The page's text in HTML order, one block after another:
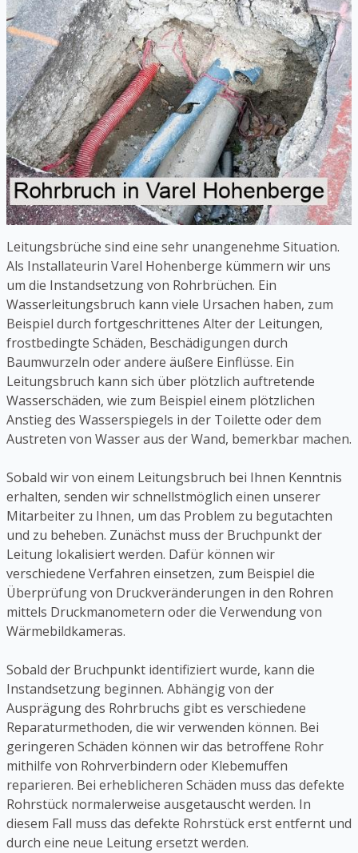
Leitungsbrüche sind eine sehr unangenehme Situation.
Als Installateurin Varel Hohenberge kümmern wir uns
um die Instandsetzung von Rohrbrüchen. Ein
Wasserleitungsbruch kann viele Ursachen haben, zum
Beispiel durch fortgeschrittenes Alter der Leitungen,
frostbedingte Schäden, Beschädigungen durch
Baumwurzeln oder andere äußere Einflüsse. Ein
Leitungsbruch kann sich über plötzlich auftretende
Wasserschäden, wie zum Beispiel einem plötzlichen
Anstieg des Wasserspiegels in der Toilette oder dem
Austreten von Wasser aus der Wand, bemerkbar machen.
Sobald wir von einem Leitungsbruch bei Ihnen Kenntnis
erhalten, senden wir schnellstmöglich einen unserer
Mitarbeiter zu Ihnen, um das Problem zu begutachten
und zu beheben. Zunächst muss der Bruchpunkt der
Leitung lokalisiert werden. Dafür können wir
verschiedene Verfahren einsetzen, zum Beispiel die
Überprüfung von Druckveränderungen in den Rohren
mittels Druckmanometern oder die Verwendung von
Wärmebildkameras.
Sobald der Bruchpunkt identifiziert wurde, kann die
Instandsetzung beginnen. Abhängig von der
Ausprägung des Rohrbruchs gibt es verschiedene
Reparaturmethoden, die wir verwenden können. Bei
geringeren Schäden können wir das betroffene Rohr
mithilfe von Rohrverbindern oder Klebemuffen
reparieren. Bei erheblicheren Schäden muss das defekte
Rohrstück normalerweise ausgetauscht werden. In
diesem Fall muss das defekte Rohrstück erst entfernt und
durch eine neue Leitung ersetzt werden.